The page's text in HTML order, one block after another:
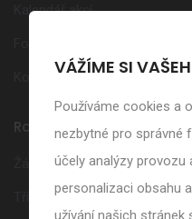
VÁŽÍME SI
Používáme cookies a
nezbytné pro správné
účely analýzy provozu
personalizaci obsahu
užívání našich stránek
Kalendář akcí
Kontakt
Rodiče
Žákovská knížka
Třídní schůzky